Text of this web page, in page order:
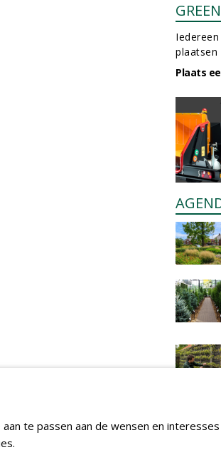
plaatsen
Plaats
te passen aan de wensen en